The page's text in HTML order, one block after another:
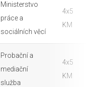
Ministerstvo
práce a
sociálních věcí
4x5
KM
Probační a
mediační
služba
4x5
KM